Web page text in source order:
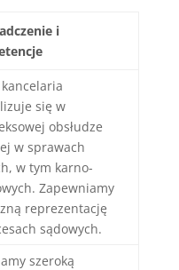
i
się w
obsłudze
w sprawach
w tym karno-
Zapewniamy
reprezentację
sądowych.
szeroką